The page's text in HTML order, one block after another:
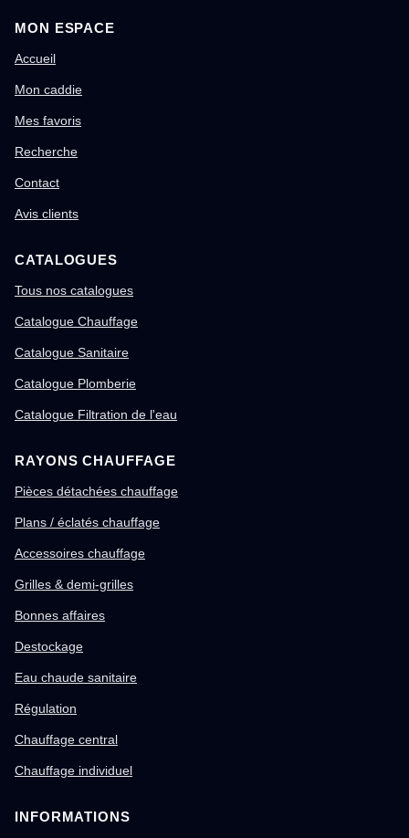
MON ESPACE
Accueil
Mon caddie
Mes favoris
Recherche
Contact
Avis clients
CATALOGUES
Tous nos catalogues
Catalogue Chauffage
Catalogue Sanitaire
Catalogue Plomberie
Catalogue Filtration de l'eau
RAYONS CHAUFFAGE
Pièces détachées chauffage
Plans / éclatés chauffage
Accessoires chauffage
Grilles & demi-grilles
Bonnes affaires
Destockage
Eau chaude sanitaire
Régulation
Chauffage central
Chauffage individuel
INFORMATIONS